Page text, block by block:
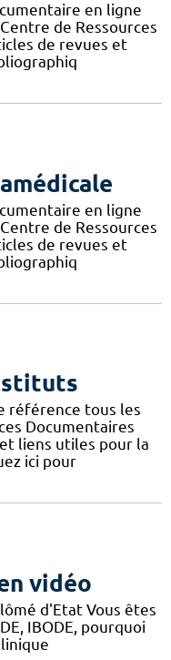
en ligne
de Ressources
de revues et
en ligne
de Ressources
de revues et
référence tous les
Documentaires
liens utiles pour la
ici pour
vidéo
d'Etat Vous êtes
IBODE, pourquoi